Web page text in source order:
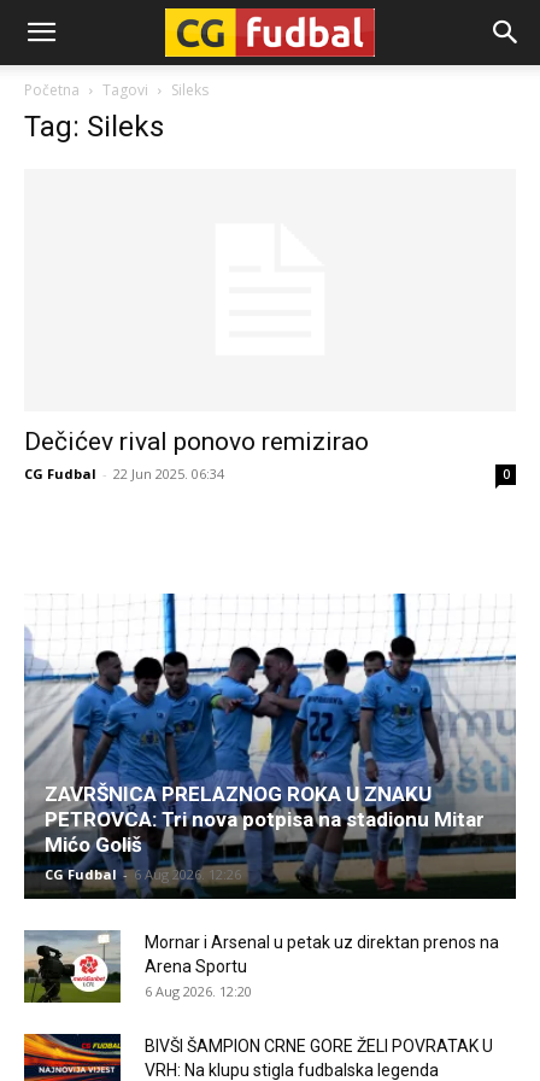
CG-
Fudbal
Početna Tagovi Sileks
Tag: Sileks
Dečićev rival ponovo remizirao
CG Fudbal - 22 Jun 2025. 06:34 0
ZAVRŠNICA PRELAZNOG ROKA U ZNAKU
PETROVCA: Tri nova potpisa na stadionu Mitar
Mićo Goliš
CG Fudbal - 6 Aug 2026. 12:26
Mornar i Arsenal u petak uz direktan prenos na
Arena Sportu
6 Aug 2026. 12:20
BIVŠI ŠAMPION CRNE GORE ŽELI POVRATAK U
VRH: Na klupu stigla fudbalska legenda